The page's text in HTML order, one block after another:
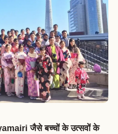
जैसे बच्चों के उत्सवों के